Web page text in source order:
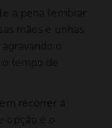
a pena lembrar
mãos e unhas
o
tempo de
recorrer a
opção é o